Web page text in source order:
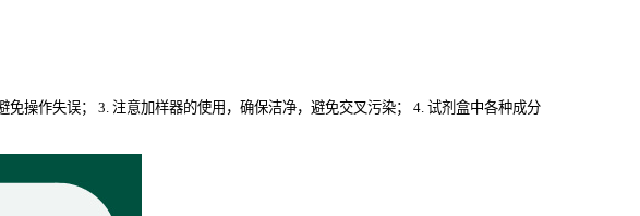
操作失误； 3. 注意加样器的使用，确保洁净，避免交叉污染； 4. 试剂盒中各种成分